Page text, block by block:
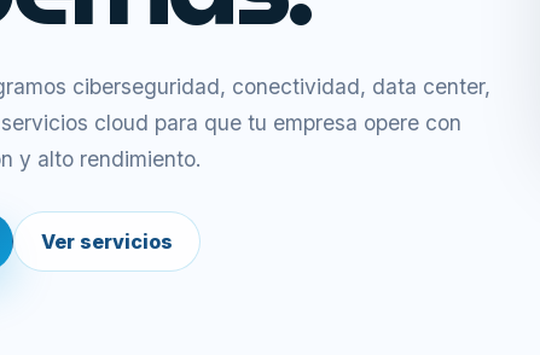
ciberseguridad, conectividad, data center,
cloud para que tu empresa opere con
y alto rendimiento.
Ver servicios